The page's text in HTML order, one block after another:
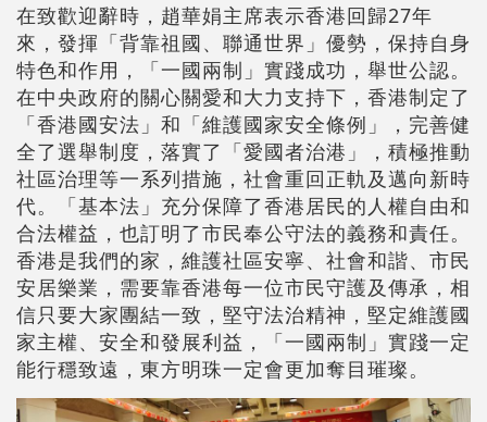
在致歡迎辭時，趙華娟主席表示香港回歸27年
來，發揮「背靠祖國、聯通世界」優勢，保持自身
特色和作用，「一國兩制」實踐成功，舉世公認。
在中央政府的關心關愛和大力支持下，香港制定了
「香港國安法」和「維護國家安全條例」，完善健
全了選舉制度，落實了「愛國者治港」，積極推動
社區治理等一系列措施，社會重回正軌及邁向新時
代。「基本法」充分保障了香港居民的人權自由和
合法權益，也訂明了市民奉公守法的義務和責任。
香港是我們的家，維護社區安寧、社會和諧、市民
安居樂業，需要靠香港每一位市民守護及傳承，相
信只要大家團結一致，堅守法治精神，堅定維護國
家主權、安全和發展利益，「一國兩制」實踐一定
能行穩致遠，東方明珠一定會更加奪目璀璨。